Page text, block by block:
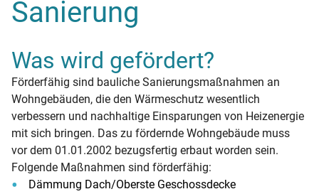
Sanierung
Was wird gefördert?
Förderfähig sind bauliche Sanierungsmaßnahmen an
Wohngebäuden, die den Wärmeschutz wesentlich
verbessern und nachhaltige Einsparungen von Heizenergie
mit sich bringen. Das zu fördernde Wohngebäude muss
vor dem 01.01.2002 bezugsfertig erbaut worden sein.
Folgende Maßnahmen sind förderfähig:
Dämmung Dach/Oberste Geschossdecke